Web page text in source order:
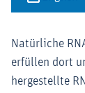
Natürliche
erfüllen dort
hergestellte